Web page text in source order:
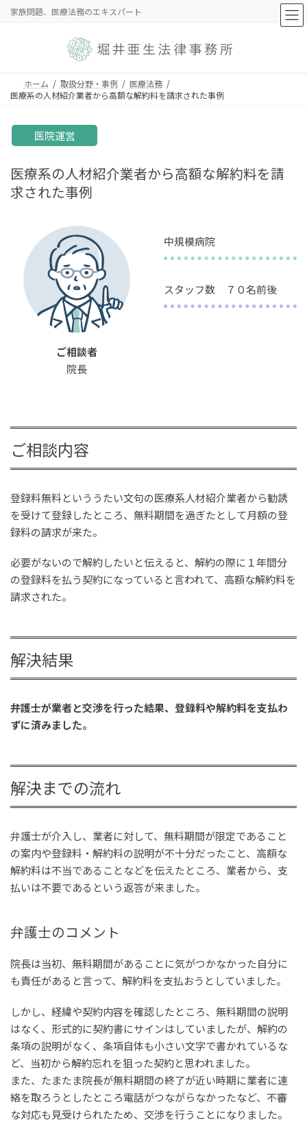
家族問題、医療法務のエキスパート
ホーム 取扱分野・事例
医療法務
医療系の人材紹介業者から高額な解約料を請求された事例
医院運営
医療系の人材紹介業者から高額な解約料を請
求された事例
ご相談者
院長
中規模病院
スタッフ数 ７０名前後
ご相談内容
登録料無料といううたい文句の医療系人材紹介業者から勧誘
を受けて登録したところ、無料期間を過ぎたとして月額の登
録料の請求が来た。
必要がないので解約したいと伝えると、解約の際に１年間分
の登録料を払う契約になっていると言われて、高額な解約料を
請求された。
解決結果
弁護士が業者と交渉を行った結果、登録料や解約料を支払わ
ずに済みました。
解決までの流れ
弁護士が介入し、業者に対して、無料期間が限定であること
の案内や登録料・解約料の説明が不十分だったこと、高額な
解約料は不当であることなどを伝えたところ、業者から、支
払いは不要であるという返答が来ました。
弁護士のコメント
院長は当初、無料期間があることに気がつかなかった自分に
も責任があると言って、解約料を支払おうとしていました。
しかし、経緯や契約内容を確認したところ、無料期間の説明
はなく、形式的に契約書にサインはしていましたが、解約の
条項の説明がなく、条項自体も小さい文字で書かれているな
ど、当初から解約忘れを狙った契約と思われました。
また、たまたま院長が無料期間の終了が近い時期に業者に連
絡を取ろうとしたところ電話がつながらなかったなど、不審
な対応も見受けられたため、交渉を行うことになりました。